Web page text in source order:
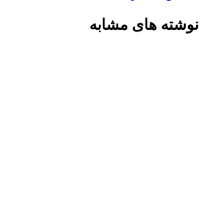
نوشته های مشابه